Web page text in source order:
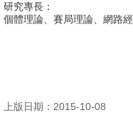
告
高
研究專長：
個體理論、賽局理論、網路
上版日期：2015-10-08